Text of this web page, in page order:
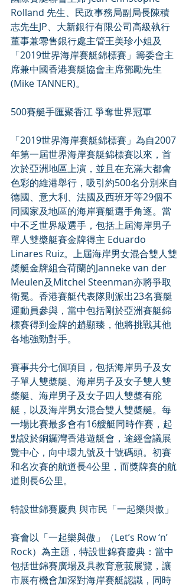
Rolland 先生、民政事務局副局長陳積
志先生JP、大新銀行有限公司高級執行
董事兼零售銀行處主管王美珍小姐及
「2019世界海岸賽艇錦標賽」籌委會主
席兼中國香港賽艇協會主席鄧勵先生
(Mike TANNER)。
500賽艇手匯聚香江 爭奪世界冠軍
「2019世界海岸賽艇錦標賽」為自2007
年第一屆世界海岸賽艇錦標賽以來，首
次於亞洲地區上演，並且在充滿大都會
色彩的維港舉行，吸引約500名分別來自
德國、意大利、法國及西班牙等29個不
同國家及地區的海岸賽艇選手角逐。當
中不乏世界級選手，包括上屆海岸男子
單人雙槳艇賽金牌得主 Eduardo
Linares Ruiz。上屆海岸男女混合雙人雙
槳艇金牌組合荷蘭的Janneke van der
Meulen及Mitchel Steenman亦將爭取
衛冕。香港賽艇代表隊則派出23名賽艇
運動員參與，當中包括剛於亞洲賽艇錦
標賽得到金牌的趙顯臻，他將挑戰其他
各地強勁對手。
賽事共分七個項目，包括海岸男子及女
子單人雙槳艇、海岸男子及女子雙人雙
槳艇、海岸男子及女子四人雙槳有舵
艇，以及海岸男女混合雙人雙槳艇。每
一場比賽最多會有16艘艇同時作賽，起
點設於銅鑼灣香港遊艇會，途經會議展
覽中心，向中環九號及十號碼頭。初賽
和名次賽的航道長4公里，而獎牌賽的航
道則長6公里。
特設世錦賽慶典 與市民「一起樂與傲」
賽會以「一起樂與傲」（Let’s Row ‘n’
Rock）為主題，特設世錦賽慶典：當中
包括世錦賽廣場及具教育意莪展覽，讓
市展有機會加深對海岸賽艇認識，同時